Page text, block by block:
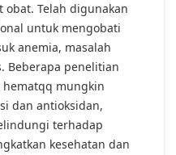
obat. Telah digunakan
untuk mengobati
anemia, masalah
Beberapa penelitian
mungkin
dan antioksidan,
terhadap
kesehatan dan